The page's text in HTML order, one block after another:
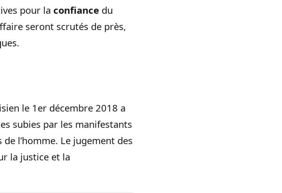
pour la confiance du
seront scrutés de près,
le 1er décembre 2018 a
subies par les manifestants
l’homme. Le jugement des
la justice et la